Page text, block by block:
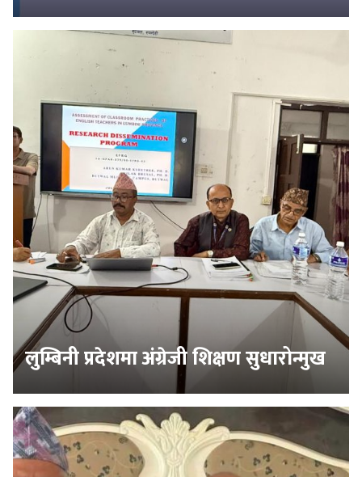
लुम्बिनी प्रदेशमा अंग्रेजी शिक्षण सुधारोन्मुख